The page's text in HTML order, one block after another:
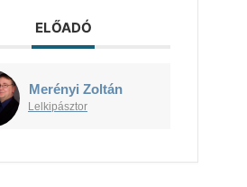
ELŐADÓ
Merényi Zoltán
Lelkipásztor